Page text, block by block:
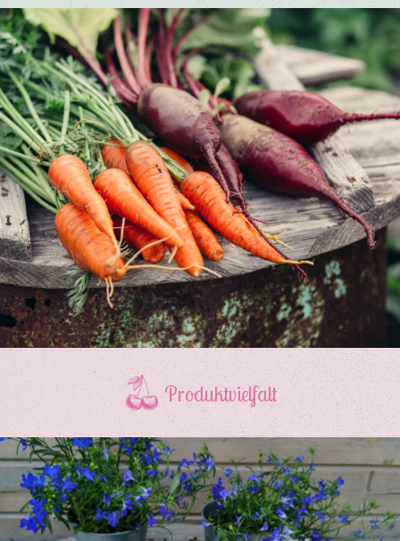
Produktvielfalt